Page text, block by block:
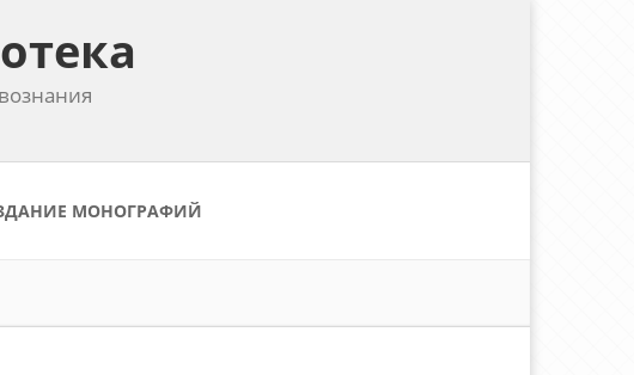
МОНОГРАФИЙ